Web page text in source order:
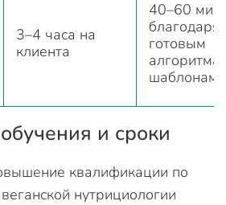
3–4 часа на
клиента
40–60
благодаря
готовым
шаблонам
и сроки
квалификации по
нутрициологии